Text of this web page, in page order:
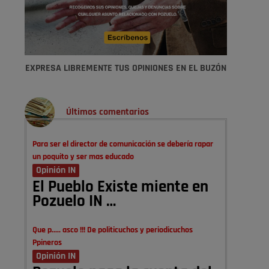
EXPRESA LIBREMENTE TUS OPINIONES EN EL BUZÓN
Últimos comentarios
Para ser el director de comunicación se debería rapar
un poquito y ser mas educado
Opinión IN
El Pueblo Existe miente en
Pozuelo IN …
Que p..... asco !!! De politicuchos y periodicuchos
Ppineros
Opinión IN